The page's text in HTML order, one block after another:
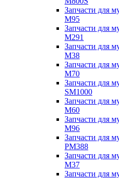
Запчасти для
M95
Запчасти для
M291
Запчасти для
M38
Запчасти для
M70
Запчасти для
SM1000
Запчасти для
M60
Запчасти для
M96
Запчасти для
PM388
Запчасти для
M37
Запчасти для